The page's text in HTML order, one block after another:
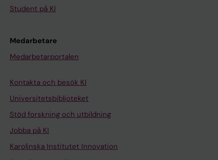
Student på KI
Medarbetare
Medarbetarportalen
Kontakta och besök KI
Universitetsbiblioteket
Stöd forskning och utbildning
Jobba på KI
Karolinska Institutet Innovation